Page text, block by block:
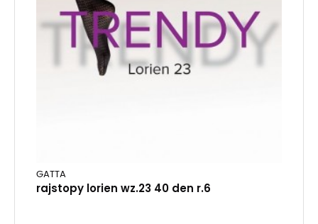
GATTA
rajstopy lorien wz.23 40 den r.6